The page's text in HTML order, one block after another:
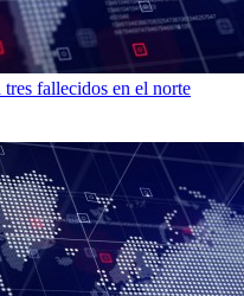
fallecidos en el norte